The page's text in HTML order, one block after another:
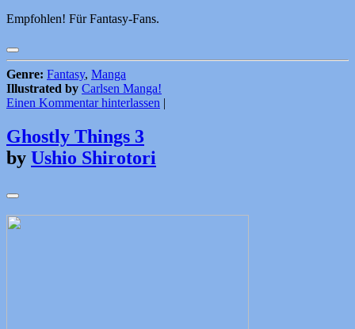
Empfohlen! Für Fantasy-Fans.
Genre: Fantasy, Manga
Illustrated by Carlsen Manga!
Einen Kommentar hinterlassen |
Ghostly Things 3
by Ushio Shirotori